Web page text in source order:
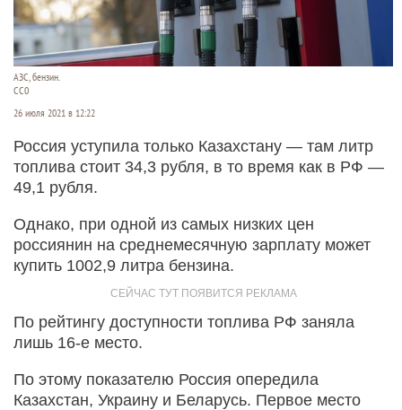
АЗС, бензин.
CC0
26 июля 2021 в 12:22
Россия уступила только Казахстану — там литр
топлива стоит 34,3 рубля, в то время как в РФ —
49,1 рубля.
Однако, при одной из самых низких цен
россиянин на среднемесячную зарплату может
купить 1002,9 литра бензина.
По рейтингу доступности топлива РФ заняла
лишь 16-е место.
По этому показателю Россия опередила
Казахстан, Украину и Беларусь. Первое место